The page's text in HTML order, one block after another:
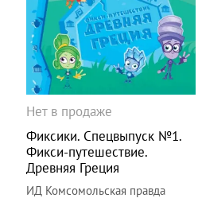
Нет в продаже
Фиксики. Спецвыпуск №1.
Фикси-путешествие.
Древняя Греция
ИД Комсомольская правда